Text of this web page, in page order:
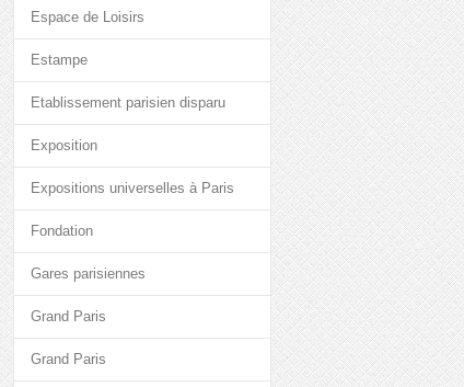
Espace de Loisirs
Estampe
Etablissement parisien disparu
Exposition
Expositions universelles à Paris
Fondation
Gares parisiennes
Grand Paris
Grand Paris